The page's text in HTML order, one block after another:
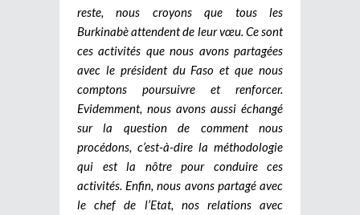
reste, nous croyons que tous les
Burkinabè attendent de leur vœu. Ce sont
ces activités que nous avons partagées
avec le président du Faso et que nous
comptons poursuivre et renforcer.
Evidemment, nous avons aussi échangé
sur la question de comment nous
procédons, c’est-à-dire la méthodologie
qui est la nôtre pour conduire ces
activités. Enfin, nous avons partagé avec
le chef de l’Etat, nos relations avec